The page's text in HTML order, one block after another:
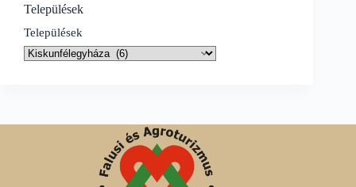
Települések
Települések